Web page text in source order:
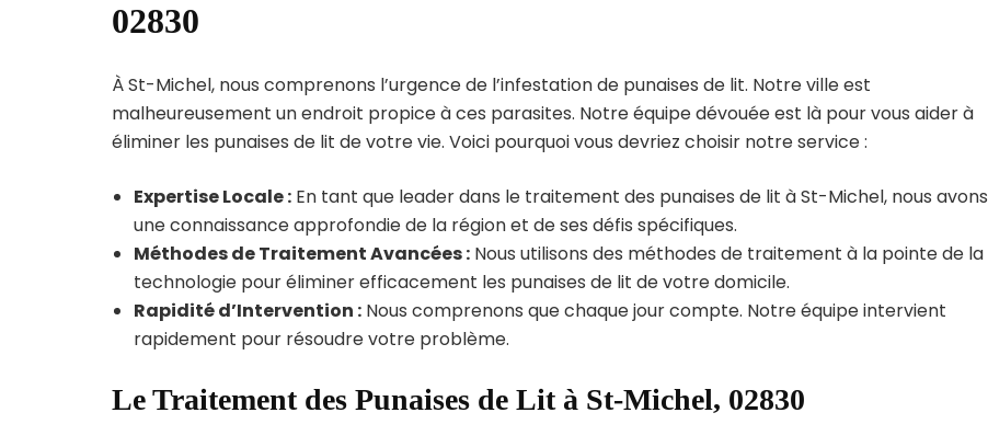
02830
À St-Michel, nous comprenons l’urgence de l’infestation de punaises de lit. Notre ville est
malheureusement un endroit propice à ces parasites. Notre équipe dévouée est là pour vous aider à
éliminer les punaises de lit de votre vie. Voici pourquoi vous devriez choisir notre service :
Expertise Locale : En tant que leader dans le traitement des punaises de lit à St-Michel, nous avons
une connaissance approfondie de la région et de ses défis spécifiques.
Méthodes de Traitement Avancées : Nous utilisons des méthodes de traitement à la pointe de la
technologie pour éliminer efficacement les punaises de lit de votre domicile.
Rapidité d’Intervention : Nous comprenons que chaque jour compte. Notre équipe intervient
rapidement pour résoudre votre problème.
Le Traitement des Punaises de Lit à St-Michel, 02830